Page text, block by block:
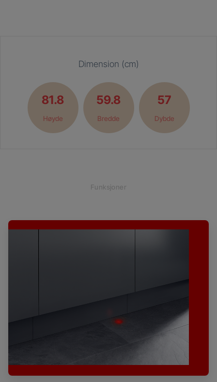
Dimension (cm)
81.8
Høyde
59.8
Bredde
57
Dybde
Funksjoner